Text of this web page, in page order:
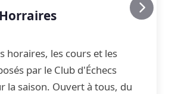
horaires, les cours et les
par le Club d'Échecs
la saison. Ouvert à tous, du